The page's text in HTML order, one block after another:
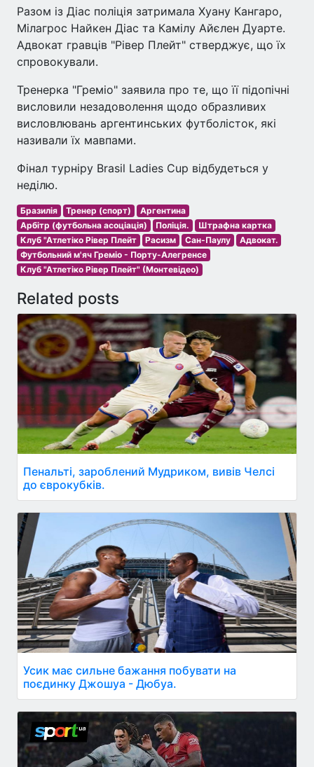
Разом із Діас поліція затримала Хуану Кангаро,
Мілагрос Найкен Діас та Камілу Айєлен Дуарте.
Адвокат гравців "Рівер Плейт" стверджує, що їх
спровокували.
Тренерка "Греміо" заявила про те, що її підопічні
висловили незадоволення щодо образливих
висловлювань аргентинських футболісток, які
називали їх мавпами.
Фінал турніру Brasil Ladies Cup відбудеться у
неділю.
Бразилія Тренер (спорт)
Аргентина
Арбітр (футбольна асоціація)
Поліція.
Штрафна картка
Клуб "Атлетіко Рівер Плейт
Расизм Сан-Паулу
Адвокат.
Футбольний м'яч Греміо - Порту-Алегренсе
Клуб "Атлетіко Рівер Плейт" (Монтевідео)
Related posts
Пенальті, зароблений Мудриком, вивів Челсі
до єврокубків.
Усик має сильне бажання побувати на
поєдинку Джошуа - Дюбуа.